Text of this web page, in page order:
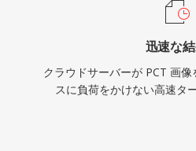
迅速な
クラウドサーバーが PCT 画
スに負荷をかけない高速タ